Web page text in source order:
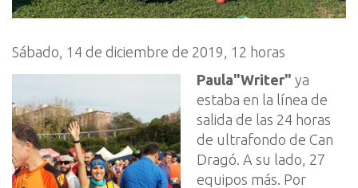
Sábado, 14 de diciembre de 2019, 12 horas
Paula"Writer" ya
estaba en la línea de
salida de las 24 horas
de ultrafondo de Can
Dragó. A su lado, 27
equipos más. Por